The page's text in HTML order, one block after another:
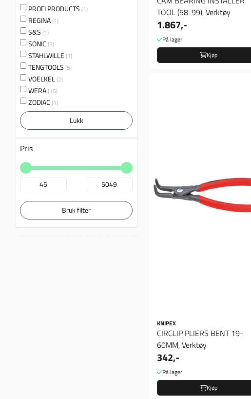
PROFI PRODUCTS (1)
REGINA(1)
S&S (1)
SONIC (3)
STAHLWILLE (1)
TENGTOOLS (5)
VOELKEL(2)
WERA(16)
ZODIAC (1)
Lukk
Pris
Bruk filter
TOOL (58-99), Verktøy
1.867,-
På lager
Kjøp
KNIPEX
CIRCLIP PLIERS BENT 19-
60MM, Verktøy
342,-
På lager
Kjøp